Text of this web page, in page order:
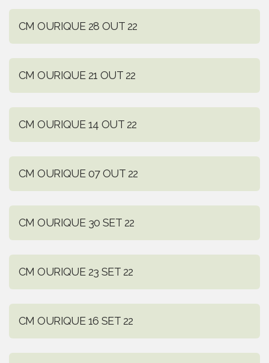
CM OURIQUE 28 OUT 22
CM OURIQUE 21 OUT 22
CM OURIQUE 14 OUT 22
CM OURIQUE 07 OUT 22
CM OURIQUE 30 SET 22
CM OURIQUE 23 SET 22
CM OURIQUE 16 SET 22